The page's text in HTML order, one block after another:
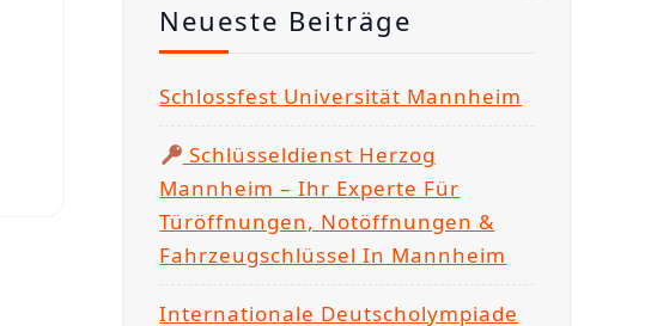
n
c
:
Neueste Beiträge
Schlossfest Universität Mannheim
Schlüsseldienst Herzog
Mannheim – Ihr Experte Für
Türöffnungen, Notöffnungen &
Fahrzeugschlüssel In Mannheim
Internationale Deutscholympiade